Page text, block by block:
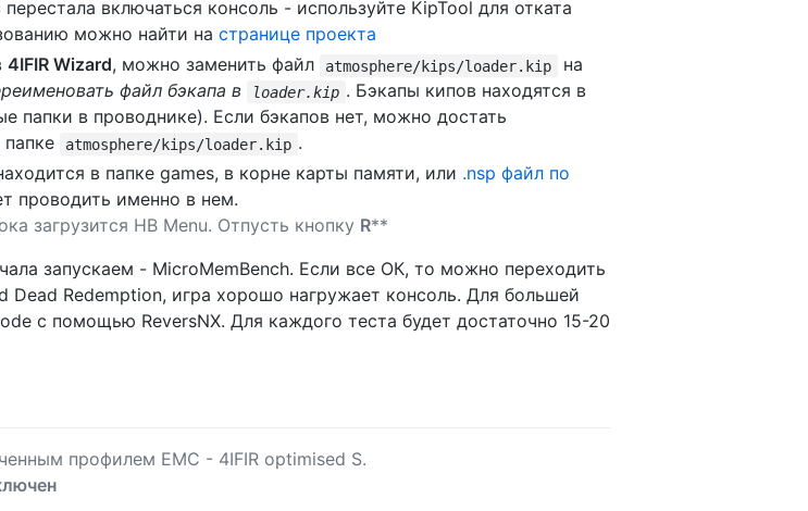
включаться консоль - используйте KipTool для отката
можно найти на странице проекта
4IFIR Wizard, можно заменить файл atmosphere/kips/loader.kip
на
файл бэкапа в loader.kip . Бэкапы кипов находятся в
папки в проводнике). Если бэкапов нет, можно достать
atmosphere/kips/loader.kip .
в папке games, в корне карты памяти, или .nsp файл по
проводить именно в нем.
загрузится HB Menu. Отпусть кнопку R**
запускаем - MicroMemBench. Если все ОК, то можно переходить
Dead Redemption, игра хорошо нагружает консоль. Для большей
с помощью ReversNX. Для каждого теста будет достаточно 15-20
профилем EMC - 4IFIR optimised S.